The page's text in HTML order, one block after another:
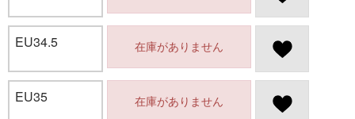
EU34.5 在庫がありません
EU35 在庫がありません